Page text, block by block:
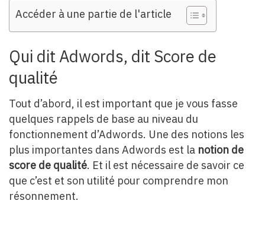
Accéder à une partie de l'article
Qui dit Adwords, dit Score de
qualité
Tout d’abord, il est important que je vous fasse
quelques rappels de base au niveau du
fonctionnement d’Adwords. Une des notions les
plus importantes dans Adwords est la notion de
score de qualité. Et il est nécessaire de savoir ce
que c’est et son utilité pour comprendre mon
résonnement.